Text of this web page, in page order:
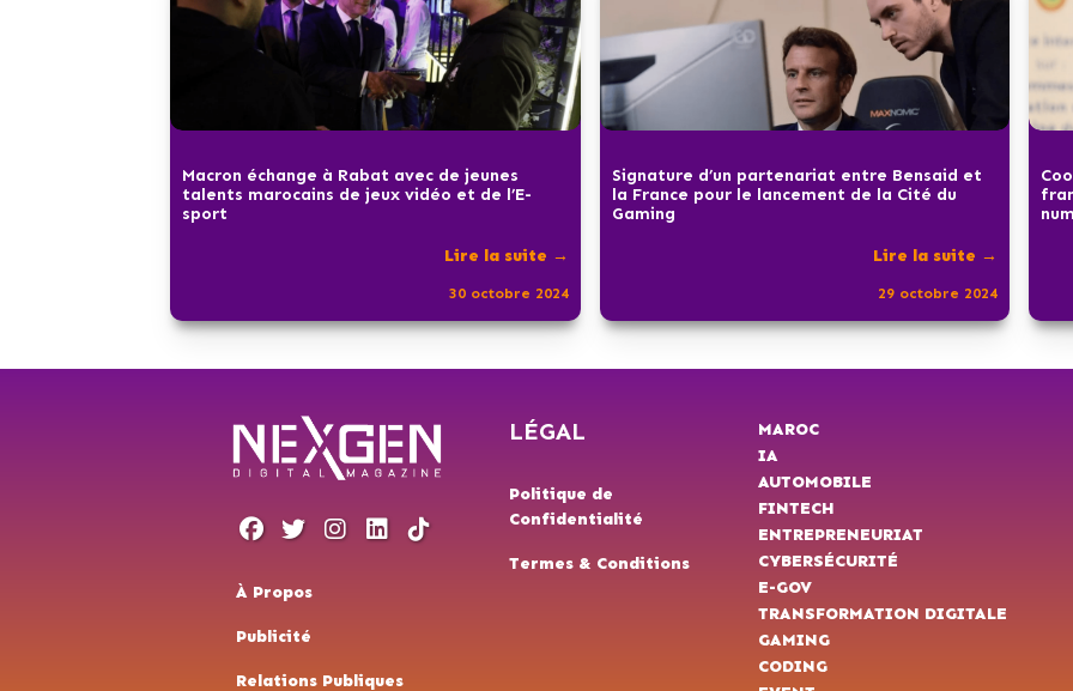
Macron échange à Rabat avec de jeunes
talents marocains de jeux vidéo et de l’E-
sport
Lire la suite →
30 octobre 2024
Signature d’un partenariat entre Bensaid et
la France pour le lancement de la Cité du
Gaming
Lire la suite →
29 octobre 2024
À Propos
Publicité
Relations Publiques
LÉGAL
Politique de
Confidentialité
Termes & Conditions
MAROC
IA
AUTOMOBILE
FINTECH
ENTREPRENEURIAT
CYBERSÉCURITÉ
E-GOV
TRANSFORMATION DIGITALE
GAMING
CODING